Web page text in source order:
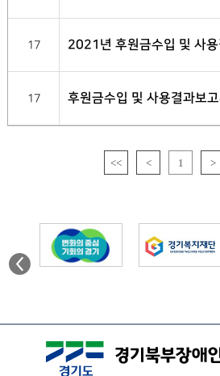
17 2021년 후원금수입 및 사용
17 후원금수입 및 사용결과보고
<< < 1 >